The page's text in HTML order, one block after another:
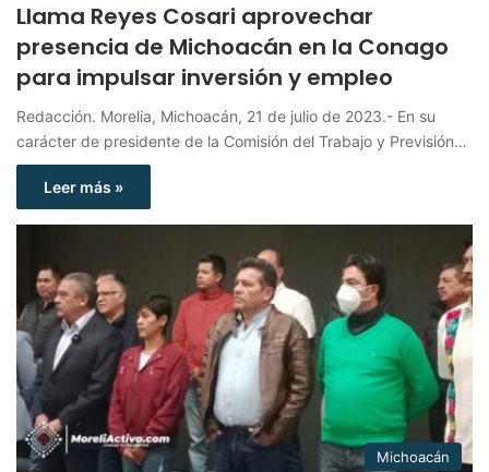
Llama Reyes Cosari aprovechar
presencia de Michoacán en la Conago
para impulsar inversión y empleo
Redacción. Morelia, Michoacán, 21 de julio de 2023.- En su
carácter de presidente de la Comisión del Trabajo y Previsión…
Leer más »
Michoacán